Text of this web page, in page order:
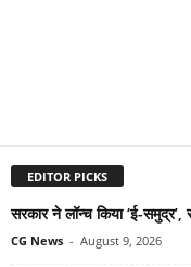
EDITOR PICKS
सरकार ने लॉन्च किया ‘ई-
CG News - August 9, 2026